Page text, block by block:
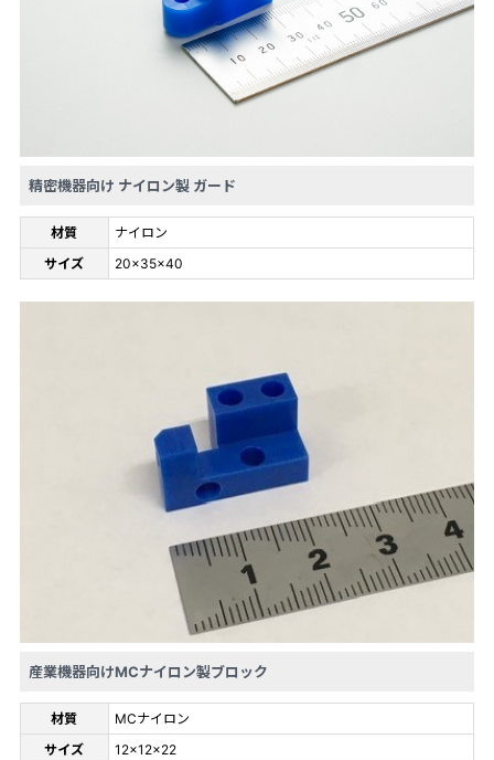
精密機器向け ナイロン製 ガード
材質
ナイロン
サイズ
20×35×40
産業機器向けMCナイロン製ブロック
材質
MCナイロン
サイズ
12×12×22